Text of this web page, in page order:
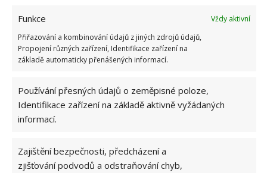
Funkce
Vždy aktivní
Přiřazování a kombinování údajů z jiných zdrojů údajů,
Propojení různých zařízení, Identifikace zařízení na
základě automaticky přenášených informací.
Používání přesných údajů o zeměpisné poloze,
Identifikace zařízení na základě aktivně vyžádaných
informací.
Zajištění bezpečnosti, předcházení a
zjišťování podvodů a odstraňování chyb,
pomoci speciální přístroj pro odvlhčování vzduchu.